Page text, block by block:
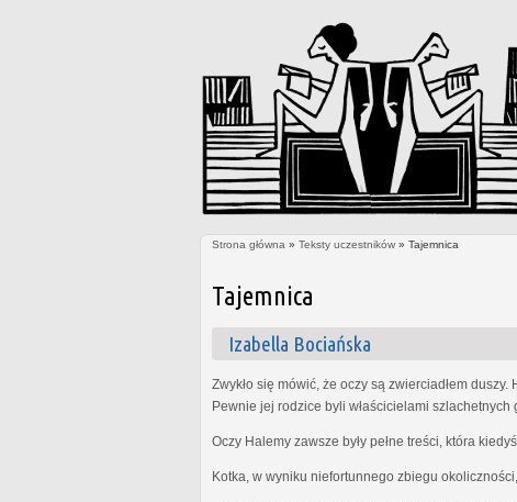
Strona główna » Teksty uczestników » Tajemnica
Tajemnica
Izabella Bociańska
Zwykło się mówić, że oczy są zwierciadłem
Pewnie jej rodzice byli właścicielami szlachetnych
Oczy Halemy zawsze były pełne treści, która
Kotka, w wyniku niefortunnego zbiegu